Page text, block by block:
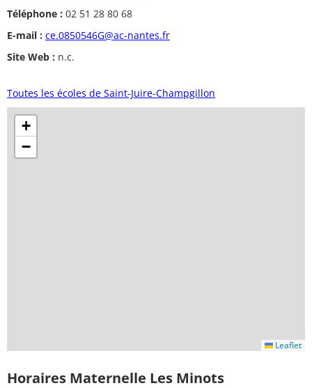
Téléphone : 02 51 28 80 68
E-mail : ce.0850546G@ac-nantes.fr
Site Web : n.c.
Toutes les écoles de Saint-Juire-Champgillon
+
−
Leaflet
Horaires Maternelle Les Minots